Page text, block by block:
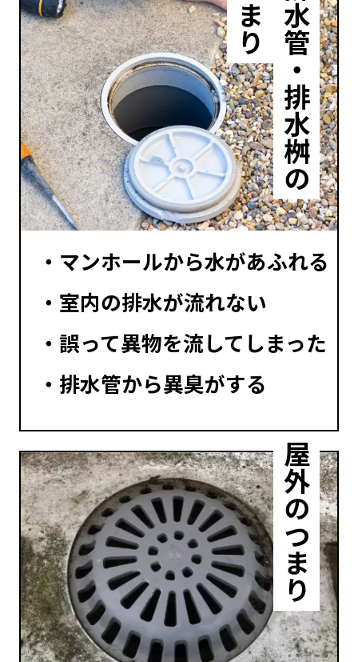
排水管・排水桝の
マンホールから水があふれる
室内の排水が流れない
誤って異物を流してしまった
排水管から異臭がする
屋外のつまり